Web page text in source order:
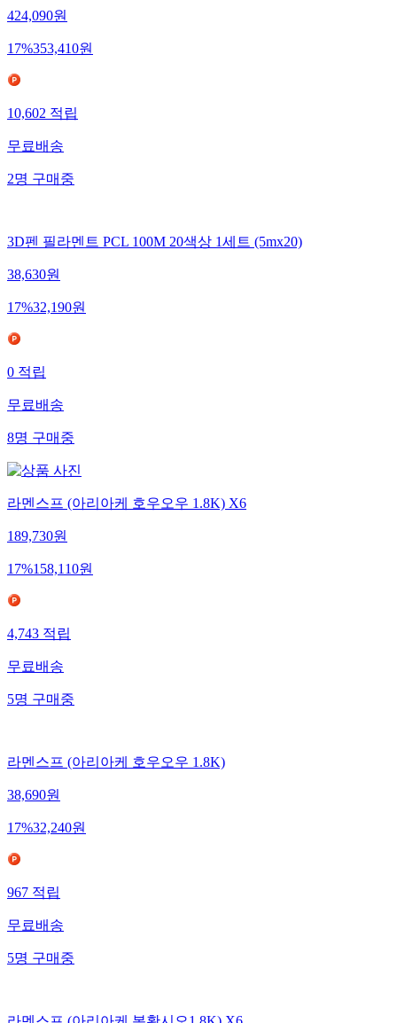
424,090원
17%353,410원
10,602적립
무료배송
2명구매중
3D펜 필라멘트 PCL 100M 20색상 1세트 (5mx20)
38,630원
17%32,190원
0적립
무료배송
8명구매중
라멘스프 (아리아케 호우오우 1.8K) X6
189,730원
17%158,110원
4,743적립
무료배송
5명구매중
라멘스프 (아리아케 호우오우 1.8K)
38,690원
17%32,240원
967적립
무료배송
5명구매중